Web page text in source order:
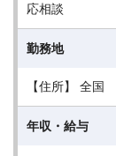
応相談
勤務地
【住所】 全国
年収・給与